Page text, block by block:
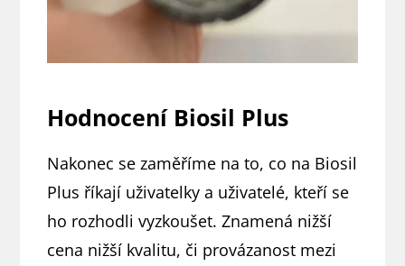
Hodnocení Biosil Plus
Nakonec se zaměříme na to, co na Biosil
Plus říkají uživatelky a uživatelé, kteří se
ho rozhodli vyzkoušet. Znamená nižší
cena nižší kvalitu, či provázanost mezi